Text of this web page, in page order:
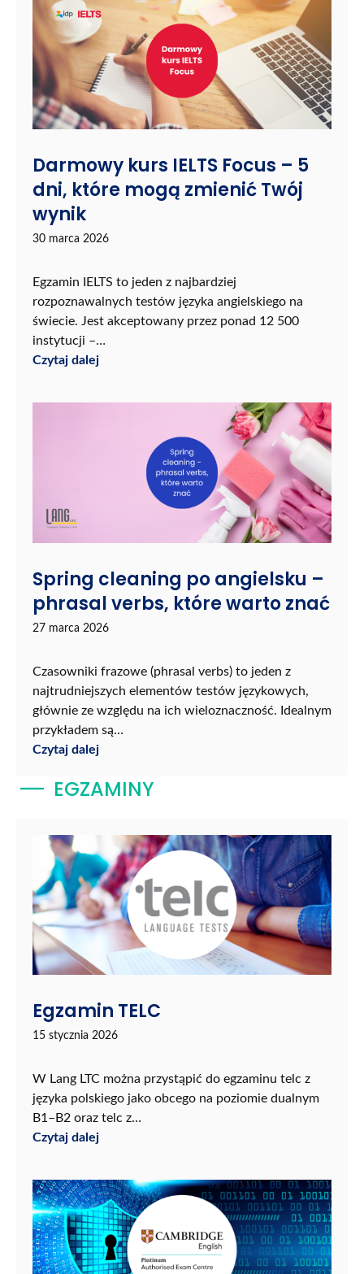
Darmowy kurs IELTS Focus – 5
dni, które mogą zmienić Twój
wynik
30 marca 2026
Egzamin IELTS to jeden z najbardziej
rozpoznawalnych testów języka angielskiego na
świecie. Jest akceptowany przez ponad 12 500
instytucji –…
Czytaj dalej
Spring cleaning po angielsku –
phrasal verbs, które warto znać
27 marca 2026
Czasowniki frazowe (phrasal verbs) to jeden z
najtrudniejszych elementów testów językowych,
głównie ze względu na ich wieloznaczność. Idealnym
przykładem są…
Czytaj dalej
EGZAMINY
Egzamin TELC
15 stycznia 2026
W Lang LTC można przystąpić do egzaminu telc z
języka polskiego jako obcego na poziomie dualnym
B1–B2 oraz telc z…
Czytaj dalej